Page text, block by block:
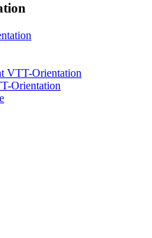
VTT-Orientation
Orientation